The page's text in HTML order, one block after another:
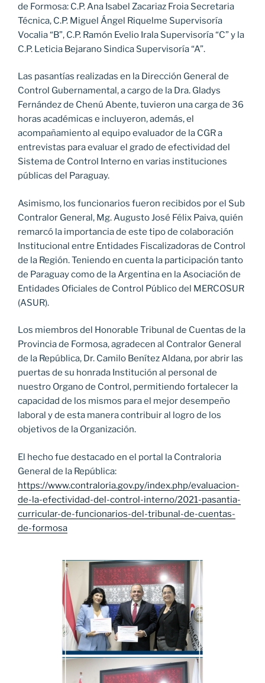
de Formosa: C.P. Ana Isabel Zacariaz Froia Secretaria
Técnica, C.P. Miguel Ángel Riquelme Supervisoría
Vocalia “B”, C.P. Ramón Evelio Irala Supervisoría “C” y la
C.P. Leticia Bejarano Sindica Supervisoría “A”.
Las pasantías realizadas en la Dirección General de
Control Gubernamental, a cargo de la Dra. Gladys
Fernández de Chenú Abente, tuvieron una carga de 36
horas académicas e incluyeron, además, el
acompañamiento al equipo evaluador de la CGR a
entrevistas para evaluar el grado de efectividad del
Sistema de Control Interno en varias instituciones
públicas del Paraguay.
Asimismo, los funcionarios fueron recibidos por el Sub
Contralor General, Mg. Augusto José Félix Paiva, quién
remarcó la importancia de este tipo de colaboración
Institucional entre Entidades Fiscalizadoras de Control
de la Región. Teniendo en cuenta la participación tanto
de Paraguay como de la Argentina en la Asociación de
Entidades Oficiales de Control Público del MERCOSUR
(ASUR).
Los miembros del Honorable Tribunal de Cuentas de la
Provincia de Formosa, agradecen al Contralor General
de la República, Dr. Camilo Benítez Aldana, por abrir las
puertas de su honrada Institución al personal de
nuestro Organo de Control, permitiendo fortalecer la
capacidad de los mismos para el mejor desempeño
laboral y de esta manera contribuir al logro de los
objetivos de la Organización.
El hecho fue destacado en el portal la Contraloria
General de la República:
https://www.contraloria.gov.py/index.php/evaluacion-
de-la-efectividad-del-control-interno/2021-pasantia-
curricular-de-funcionarios-del-tribunal-de-cuentas-
de-formosa